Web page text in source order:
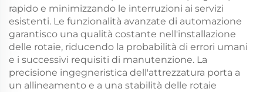
rapido e minimizzando le interruzioni ai servizi
esistenti. Le funzionalità avanzate di automazione
garantisco una qualità costante nell'installazione
delle rotaie, riducendo la probabilità di errori umani
e i successivi requisiti di manutenzione. La
precisione ingegneristica dell'attrezzatura porta a
un allineamento e a una stabilità delle rotaie